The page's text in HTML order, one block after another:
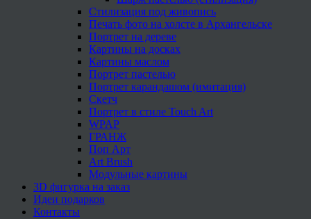
Стилизация под живопись
Печать фото на холсте в Архангельске
Портрет на дереве
Картины на досках
Картины маслом
Портрет пастелью
Портрет карандашом (имитация)
Скетч
Портрет в стиле Touch Art
WPAP
ГРАНЖ
Поп Арт
Art Brush
Модульные картины
3D фигурка на заказ
Идеи подарков
Контакты